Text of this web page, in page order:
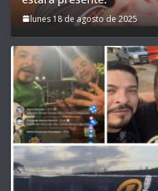
lunes 18 de agosto de 2025